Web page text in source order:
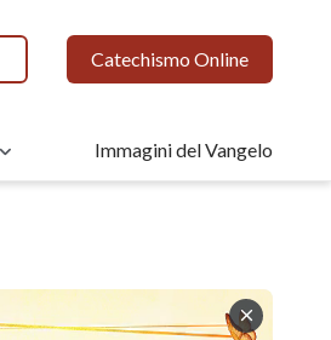
Catechismo Online
Immagini del Vangelo